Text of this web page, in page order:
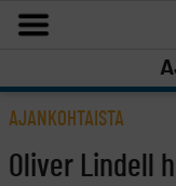
AJANKOHTAISTA
Oliver Lindell